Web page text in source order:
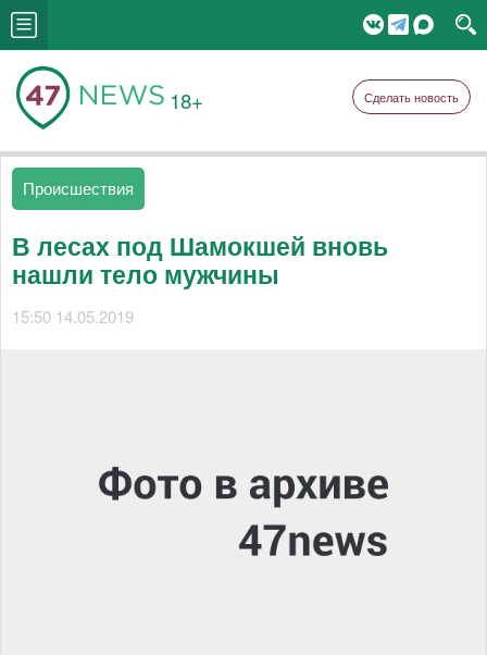
18+ Сделать новость
Происшествия
В лесах под Шамокшей вновь
нашли тело мужчины
15:50 14.05.2019